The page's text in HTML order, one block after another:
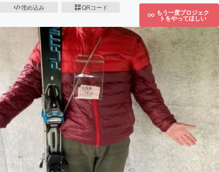
埋め込み
QRコード
もう一度プロジェク
トをやってほしい